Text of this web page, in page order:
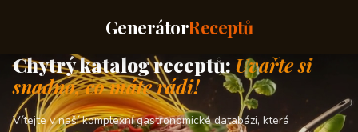
GenerátorReceptů
Chytrý katalog receptů: Uvařte si
snadno, co máte rádi!
Vítejte v naší komplexní gastronomické databázi, která